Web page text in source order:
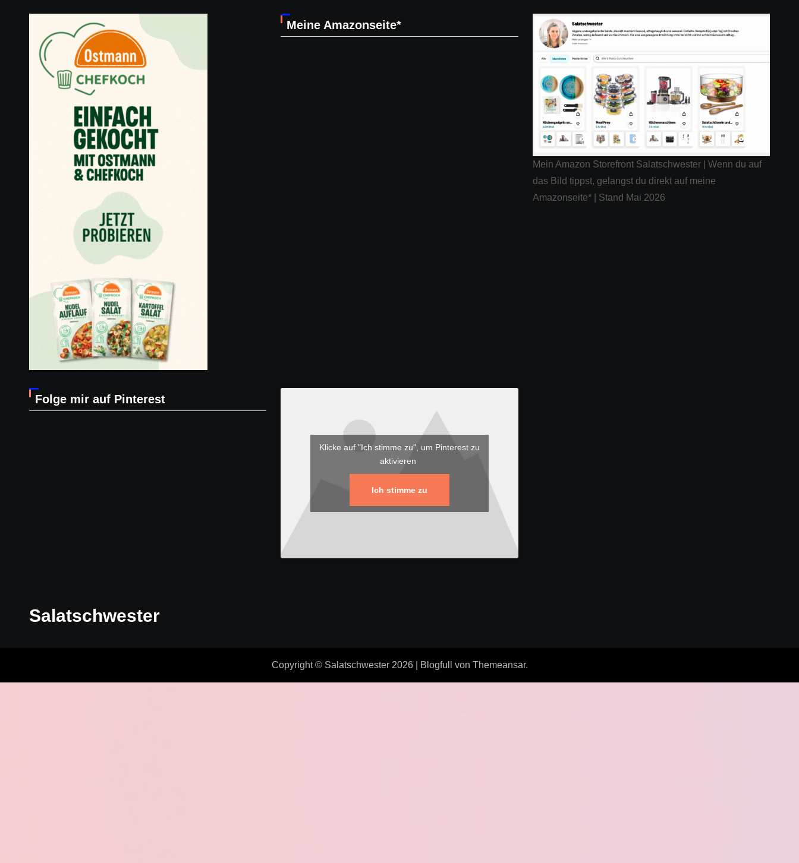
Meine Amazonseite*
Mein Amazon Storefront Salatschwester | Wenn du auf
das Bild tippst, gelangst du direkt auf meine
Amazonseite* | Stand Mai 2026
Folge mir auf Pinterest
Klicke auf "Ich stimme zu", um Pinterest zu
aktivieren
Ich stimme zu
Salatschwester
Copyright © Salatschwester 2026 Blogfull von Themeansar.